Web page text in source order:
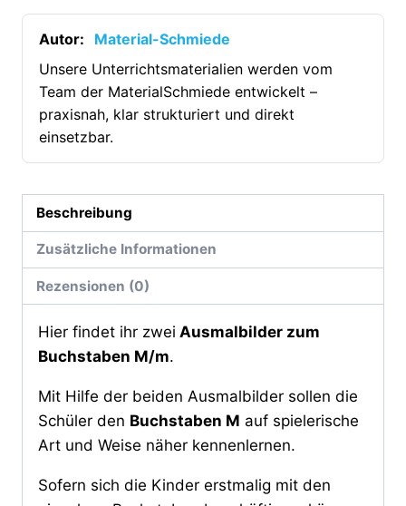
Menge
Autor:
Material-Schmiede
Unsere Unterrichtsmaterialien werden vom
Team der MaterialSchmiede entwickelt –
praxisnah, klar strukturiert und direkt
einsetzbar.
Beschreibung
Zusätzliche Informationen
Rezensionen (0)
Hier findet ihr zwei Ausmalbilder zum
Buchstaben M/m.
Mit Hilfe der beiden Ausmalbilder sollen die
Schüler den Buchstaben M auf spielerische
Art und Weise näher kennenlernen.
Sofern sich die Kinder erstmalig mit den